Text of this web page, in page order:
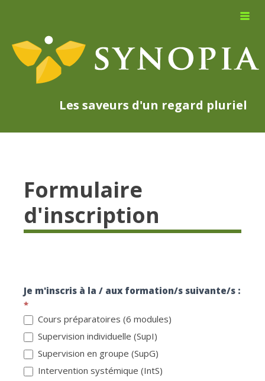
Les saveurs d'un regard pluriel
Formulaire
d'inscription
Inscription
Je m'inscris à la / aux formation/s suivante/s :
*
Cours préparatoires (6 modules)
Supervision individuelle (SupI)
Supervision en groupe (SupG)
Intervention systémique (IntS)